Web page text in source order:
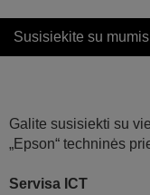
Susisiekite su mumis
Galite susisiekti su
„Epson“ techninės
Servisa ICT